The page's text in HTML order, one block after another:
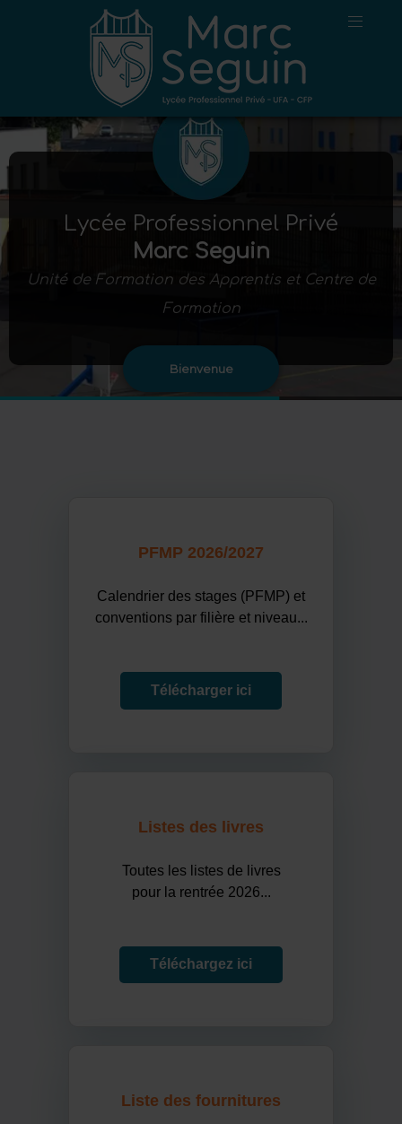
Lycée Professionnel Privé
Marc Seguin
Unité de Formation des Apprentis et Centre de
Formation
Bienvenue
PFMP 2026/2027
Calendrier des stages (PFMP) et
conventions par filière et niveau...
Télécharger ici
Listes des livres
Toutes les listes de livres
pour la rentrée 2026...
Téléchargez ici
Liste des fournitures